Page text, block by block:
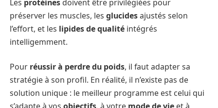
Les protéines doivent être privilégiées pour
préserver les muscles, les glucidesajustés selon
l’effort, et les lipides de qualité intégrés
intelligemment.
Pour réussir à perdre du poids, il faut adapter sa
stratégie à son profil. En réalité, il n’existe pas de
solution unique : le meilleur programme est celui qui